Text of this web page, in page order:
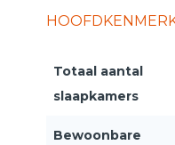
Totaal aantal
slaapkamers
Bewoonbare